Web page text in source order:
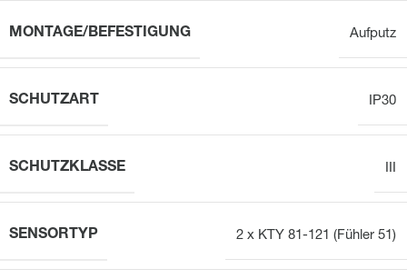
MONTAGE/BEFESTIGUNG Aufputz
SCHUTZART IP30
SCHUTZKLASSE
SENSORTYP 2 x KTY 81-121 (Fühler 51)